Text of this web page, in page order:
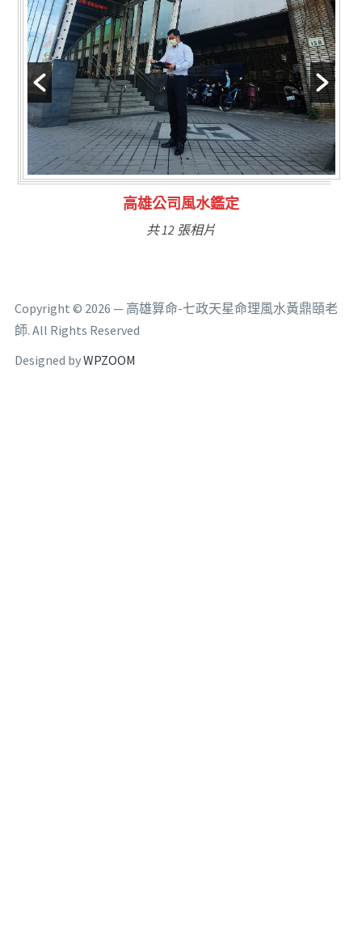
林氏福主量子生基造命
共 6 張相片
Copyright © 2026 — 高雄算命-七政天星命理風水黃鼎頤老
師. All Rights Reserved
Designed byWPZOOM